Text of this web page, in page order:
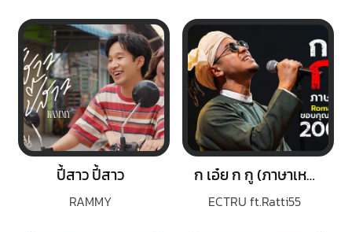
ปี้สาว ปี้สาว
RAMMY
ก เอ๋ย ก กู (ภาษาเหนือ)
ECTRU ft.Ratti55